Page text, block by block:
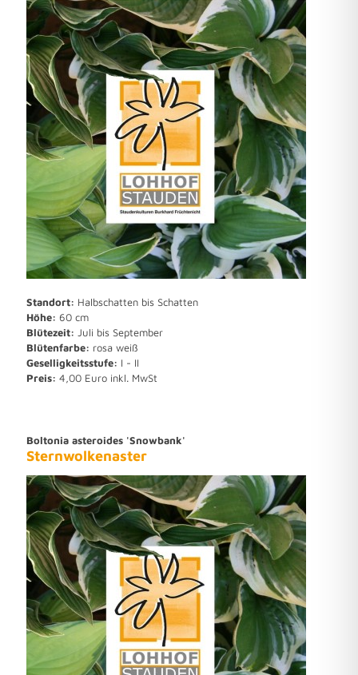
Standort: Halbschatten bis Schatten
Höhe: 60 cm
Blütezeit: Juli bis September
Blütenfarbe: rosa weiß
Geselligkeitsstufe: I - II
Preis: 4,00 Euro inkl. MwSt
Boltonia asteroides 'Snowbank'
Sternwolkenaster